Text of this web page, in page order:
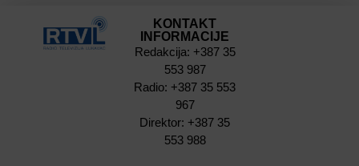
KONTAKT
INFORMACIJE
Redakcija: +387 35
553 987
Radio: +387 35 553
967
Direktor: +387 35
553 988